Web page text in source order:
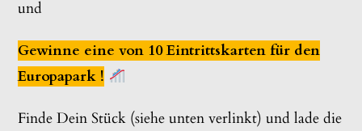
und
Gewinne eine von 10 Eintrittskarten für den
Europapark !
Finde Dein Stück (siehe unten verlinkt) und lade die